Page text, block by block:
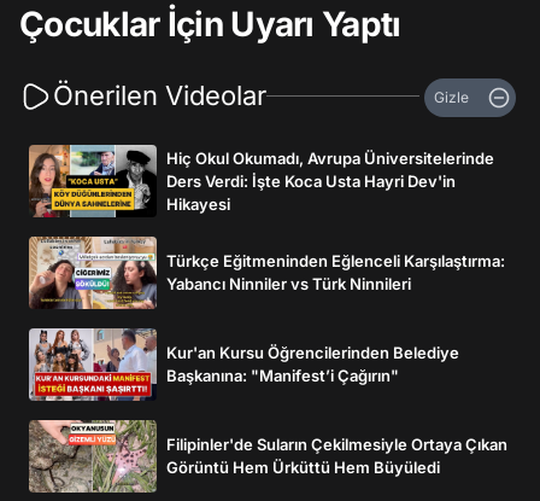
Çocuklar İçin Uyarı Yaptı
Önerilen Videolar Gizle
Hiç Okul Okumadı, Avrupa Üniversitelerinde
Ders Verdi: İşte Koca Usta Hayri Dev'in
Hikayesi
Türkçe Eğitmeninden Eğlenceli Karşılaştırma:
Yabancı Ninniler vs Türk Ninnileri
Kur'an Kursu Öğrencilerinden Belediye
Başkanına: "Manifest’i Çağırın"
Filipinler'de Suların Çekilmesiyle Ortaya Çıkan
Görüntü Hem Ürküttü Hem Büyüledi